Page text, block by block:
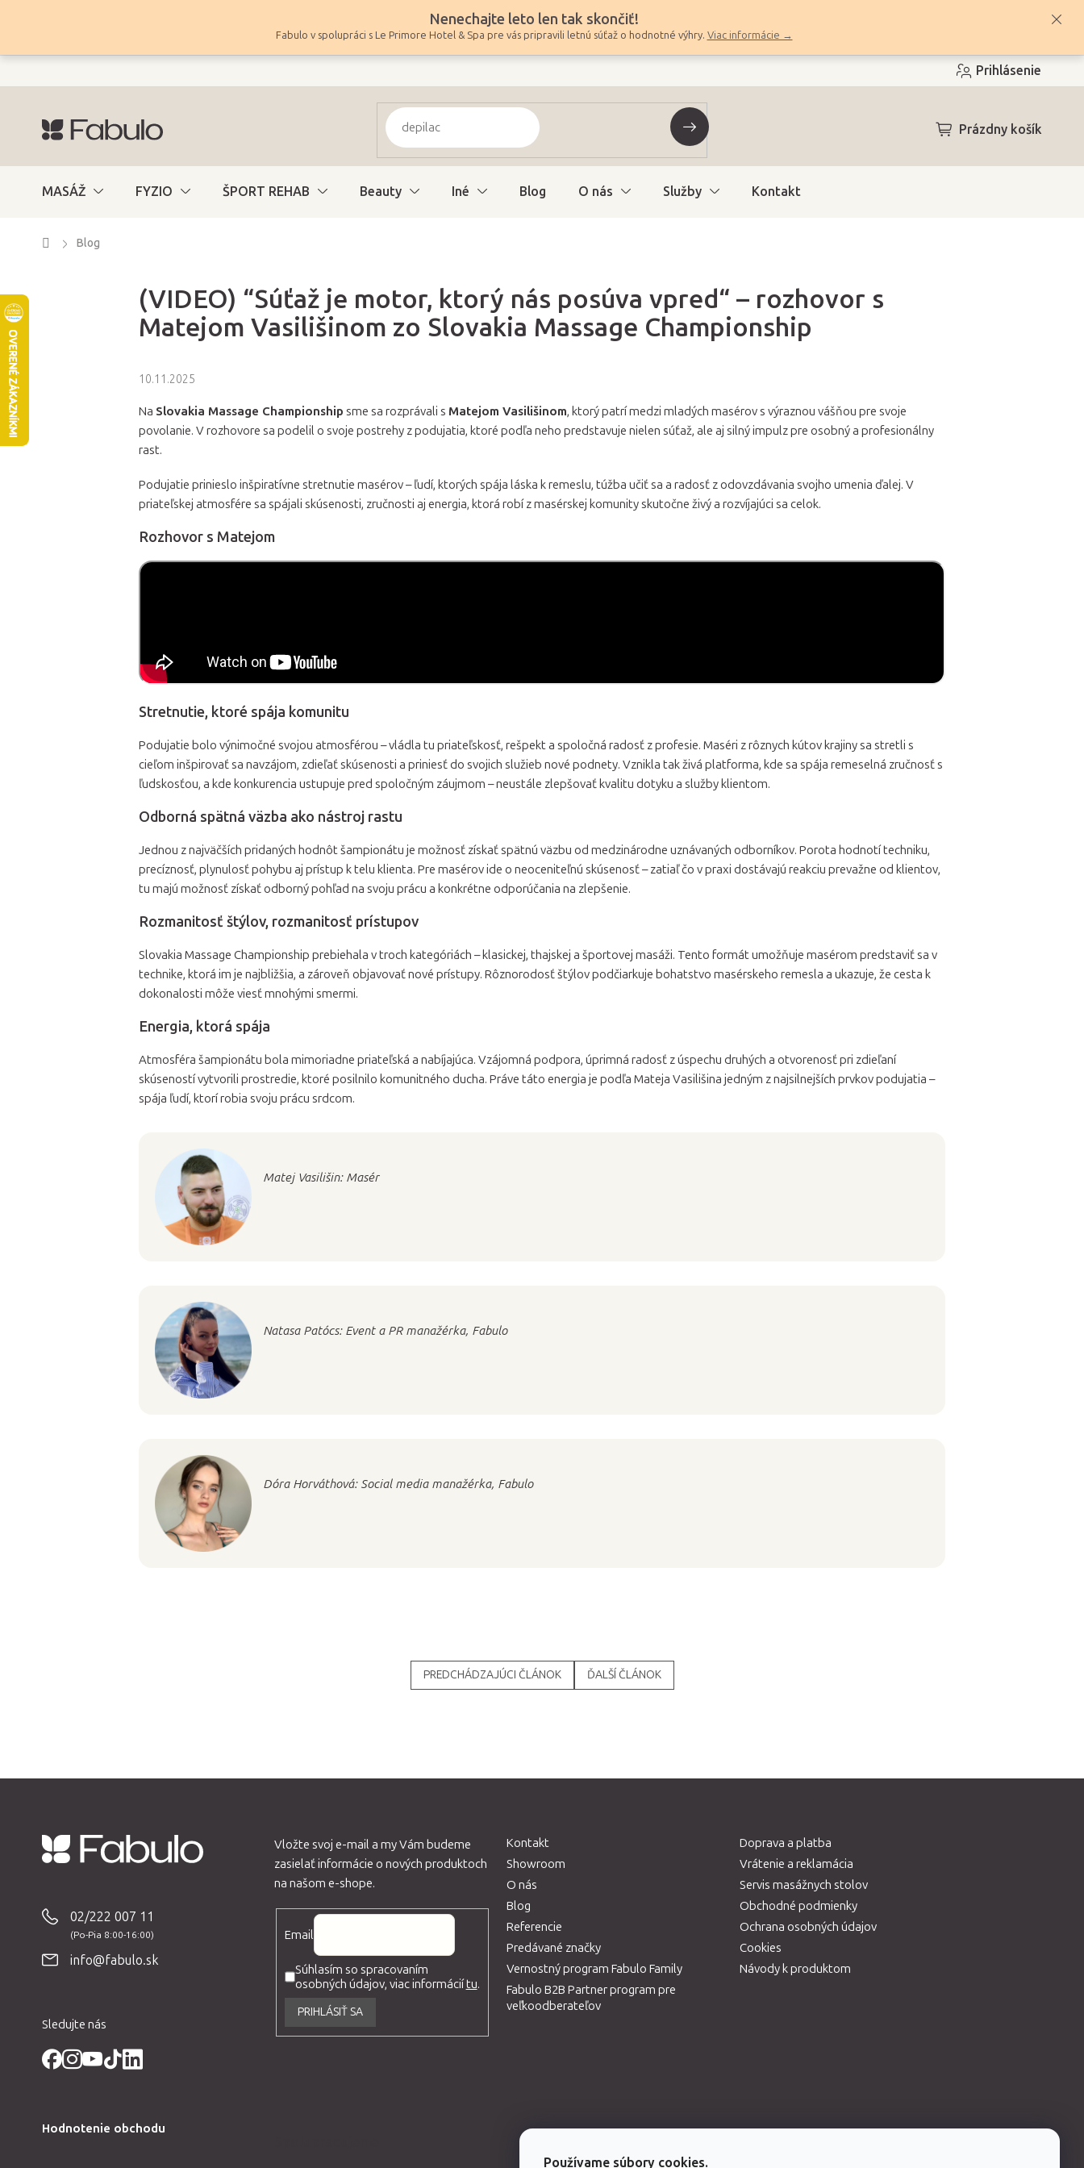
Používame súbory cookies.
Nenechajte leto len tak skončiť!
Fabulo v spolupráci s Le Primore Hotel & Spa pre vás pripravili letnú súťaž o hodnotné výhry. Viac informácie →
Prihlásenie
NÁKUPNÝ
Prázdny košík
MASÁŽ FYZIO ŠPORT REHAB Beauty Iné Blog O nás Služby Kontakt
Domov
Blog
(VIDEO) “Súťaž je motor, ktorý nás posúva vpred“ – rozhovor s
Matejom Vasilišinom zo Slovakia Massage Championship
10.11.2025
Na Slovakia Massage Championship sme sa rozprávali s Matejom Vasilišinom, ktorý patrí medzi mladých masérov s výraznou vášňou pre svoje
povolanie. V rozhovore sa podelil o svoje postrehy z podujatia, ktoré podľa neho predstavuje nielen súťaž, ale aj silný impulz pre osobný a profesionálny
rast.
Podujatie prinieslo inšpiratívne stretnutie masérov – ľudí, ktorých spája láska k remeslu, túžba učiť sa a radosť z odovzdávania svojho umenia ďalej. V
priateľskej atmosfére sa spájali skúsenosti, zručnosti aj energia, ktorá robí z masérskej komunity skutočne živý a rozvíjajúci sa celok.
Rozhovor s Matejom
Stretnutie, ktoré spája komunitu
Podujatie bolo výnimočné svojou atmosférou – vládla tu priateľskosť, rešpekt a spoločná radosť z profesie. Maséri z rôznych kútov krajiny sa stretli s
cieľom inšpirovať sa navzájom, zdieľať skúsenosti a priniesť do svojich služieb nové podnety. Vznikla tak živá platforma, kde sa spája remeselná zručnosť s
ľudskosťou, a kde konkurencia ustupuje pred spoločným záujmom – neustále zlepšovať kvalitu dotyku a služby klientom.
Odborná spätná väzba ako nástroj rastu
Jednou z najväčších pridaných hodnôt šampionátu je možnosť získať spätnú väzbu od medzinárodne uznávaných odborníkov. Porota hodnotí techniku,
precíznosť, plynulosť pohybu aj prístup k telu klienta. Pre masérov ide o neoceniteľnú skúsenosť – zatiaľ čo v praxi dostávajú reakciu prevažne od klientov,
tu majú možnosť získať odborný pohľad na svoju prácu a konkrétne odporúčania na zlepšenie.
Rozmanitosť štýlov, rozmanitosť prístupov
Slovakia Massage Championship prebiehala v troch kategóriách – klasickej, thajskej a športovej masáži. Tento formát umožňuje masérom predstaviť sa v
technike, ktorá im je najbližšia, a zároveň objavovať nové prístupy. Rôznorodosť štýlov podčiarkuje bohatstvo masérskeho remesla a ukazuje, že cesta k
dokonalosti môže viesť mnohými smermi.
Energia, ktorá spája
Atmosféra šampionátu bola mimoriadne priateľská a nabíjajúca. Vzájomná podpora, úprimná radosť z úspechu druhých a otvorenosť pri zdieľaní
skúseností vytvorili prostredie, ktoré posilnilo komunitného ducha. Práve táto energia je podľa Mateja Vasilišina jedným z najsilnejších prvkov podujatia –
spája ľudí, ktorí robia svoju prácu srdcom.
Matej Vasilišin: Masér
Natasa Patócs: Event a PR manažérka, Fabulo
Dóra Horváthová: Social media manažérka, Fabulo
PREDCHÁDZAJÚCI ČLÁNOK ĎALŠÍ ČLÁNOK
02/222 007 11
info@fabulo.sk
Sledujte nás
Vložte svoj e-mail a my Vám budeme
zasielať informácie o nových produktoch
na našom e-shope.
Email
Súhlasím so spracovaním
osobných údajov, viac informáciítu.
PRIHLÁSIŤ SA
Kontakt
Showroom
O nás
Blog
Referencie
Predávané značky
Vernostný program Fabulo Family
Fabulo B2B Partner program pre
veľkoodberateľov
Doprava a platba
Vrátenie a reklamácia
Servis masážnych stolov
Obchodné podmienky
Ochrana osobných údajov
Cookies
Návody k produktom
Hodnotenie obchodu